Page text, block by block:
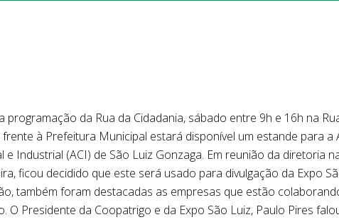
programação da Rua da Cidadania, sábado entre 9h e 16h na
frente à Prefeitura Municipal estará disponível um estande para a
e Industrial (ACI) de São Luiz Gonzaga. Em reunião da diretoria
ficou decidido que este será usado para divulgação da Expo
também foram destacadas as empresas que estão
O Presidente da Coopatrigo e da Expo São Luiz, Paulo Pires